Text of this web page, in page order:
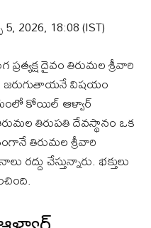
2026, 18:08 (IST)
దైవం తిరుమల శ్రీవారి
జరుగుతాయనే విషయం
కోయిల్‌ ఆళ్వార్
తిరుపతి దేవస్థానం ఒక
తిరుమల శ్రీవారి
చేస్తున్నారు. భక్తులు